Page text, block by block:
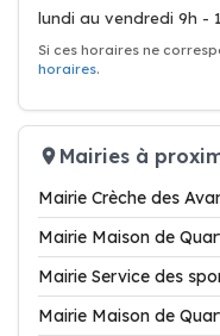
lundi au vendredi 9h -
Si ces horaires ne
horaires.
Mairies à
Mairie Crèche des
Mairie Maison de
Mairie Service des
Mairie Maison de